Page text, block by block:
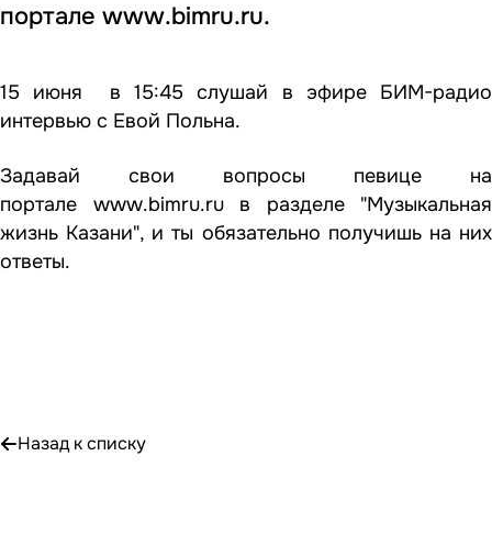
портале www.bimru.ru.
15 июня в 15:45 слушай в эфире БИМ-радио
интервью с Евой Польна.
Задавай свои вопросы певице на
портале www.bimru.ruв разделе "Музыкальная
жизнь Казани", и ты обязательно получишь на них
ответы.
Назад к списку